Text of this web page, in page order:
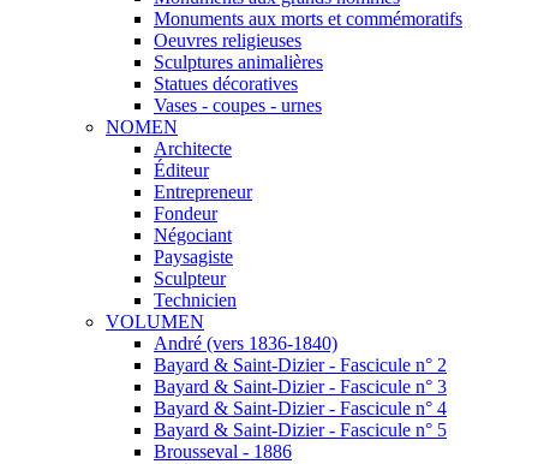
Monuments aux morts et commémoratifs
Oeuvres religieuses
Sculptures animalières
Statues décoratives
Vases - coupes - urnes
NOMEN
Architecte
Éditeur
Entrepreneur
Fondeur
Négociant
Paysagiste
Sculpteur
Technicien
VOLUMEN
André (vers 1836-1840)
Bayard & Saint-Dizier - Fascicule n° 2
Bayard & Saint-Dizier - Fascicule n° 3
Bayard & Saint-Dizier - Fascicule n° 4
Bayard & Saint-Dizier - Fascicule n° 5
Brousseval - 1886